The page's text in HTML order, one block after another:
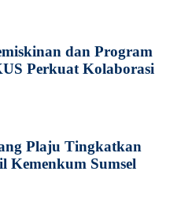
dan Program
Perkuat Kolaborasi
Plaju Tingkatkan
Kemenkum Sumsel